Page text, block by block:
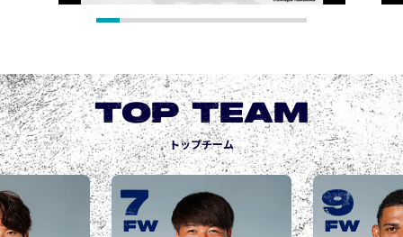
TOP TEAM
トップチーム
7
FW
9
FW